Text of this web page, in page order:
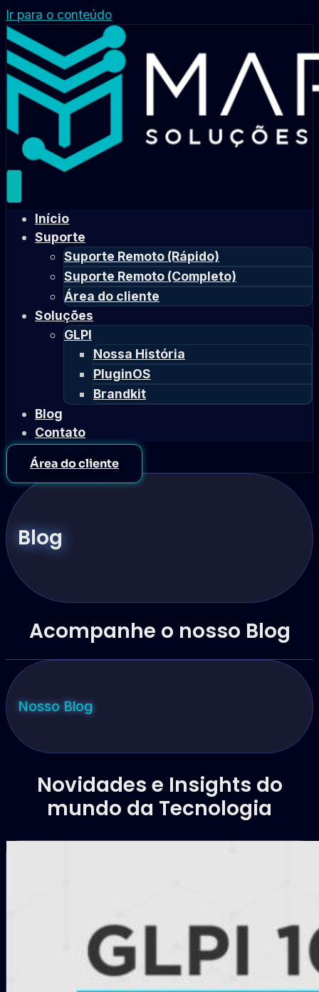
Ir para o conteúdo
Início
Suporte
Suporte Remoto (Rápido)
Suporte Remoto (Completo)
Área do cliente
Soluções
GLPI
Nossa História
PluginOS
Brandkit
Blog
Contato
Área do cliente
Blog
Acompanhe o nosso Blog
Nosso Blog
Novidades e Insights do
mundo da Tecnologia